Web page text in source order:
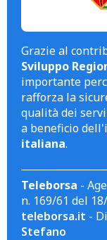
Grazie al
Sviluppo
importante
rafforza la
qualità dei
a beneficio
italiana.
Teleborsa -
n. 169/61 del
teleborsa.it -
Stefano